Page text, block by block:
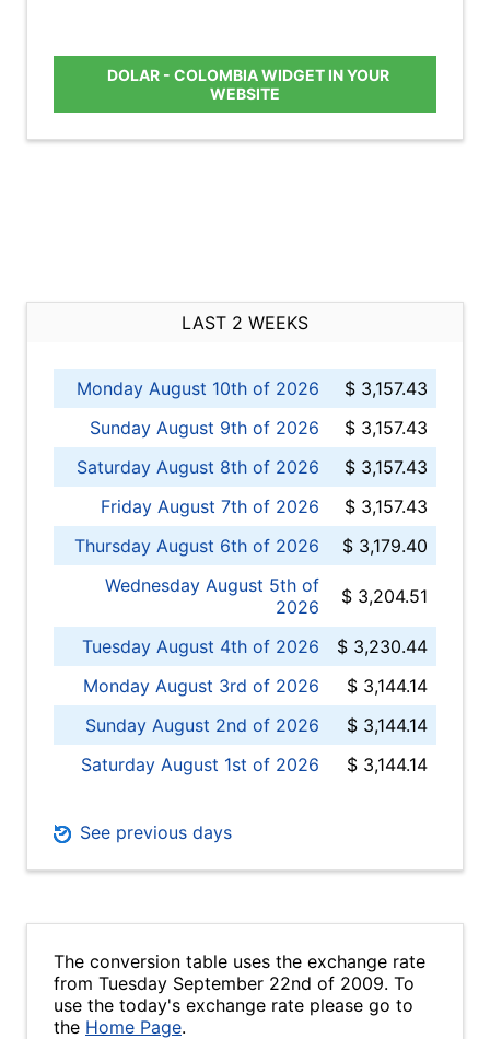
DOLAR - COLOMBIA WIDGET IN YOUR
WEBSITE
LAST 2 WEEKS
Monday August 10th of 2026
$ 3,157.43
Sunday August 9th of 2026
$ 3,157.43
Saturday August 8th of 2026
$ 3,157.43
Friday August 7th of 2026
$ 3,157.43
Thursday August 6th of 2026
$ 3,179.40
Wednesday August 5th of
2026
$ 3,204.51
Tuesday August 4th of 2026
$ 3,230.44
Monday August 3rd of 2026
$ 3,144.14
Sunday August 2nd of 2026
$ 3,144.14
Saturday August 1st of 2026
$ 3,144.14
See previous days
The conversion table uses the exchange rate
from Tuesday September 22nd of 2009. To
use the today's exchange rate please go to
the Home Page.